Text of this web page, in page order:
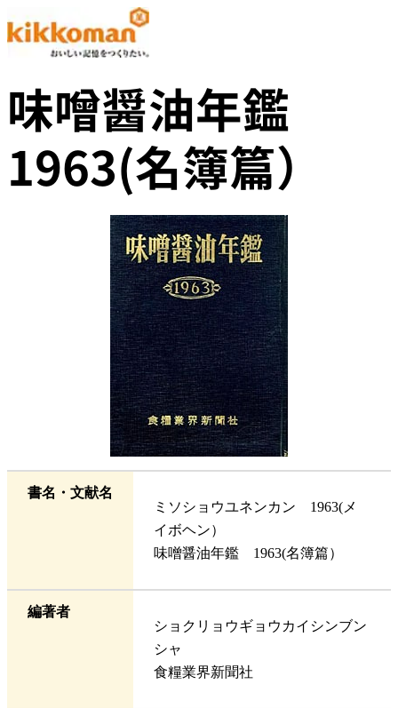
味噌醤油年鑑
1963(名簿篇）
書名・文献名
ミソショウユネンカン 1963(メ
イボヘン）
味噌醤油年鑑 1963(名簿篇）
編著者
ショクリョウギョウカイシンブン
シャ
食糧業界新聞社